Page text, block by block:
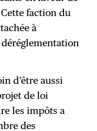
faction du
à
d’être aussi
de loi
les impôts a
des